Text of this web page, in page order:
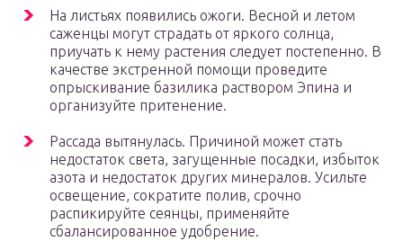
На листьях появились ожоги. Весной и летом
саженцы могут страдать от яркого солнца,
приучать к нему растения следует постепенно. В
качестве экстренной помощи проведите
опрыскивание базилика раствором Эпина и
организуйте притенение.
Рассада вытянулась. Причиной может стать
недостаток света, загущенные посадки, избыток
азота и недостаток других минералов. Усильте
освещение, сократите полив, срочно
распикируйте сеянцы, применяйте
сбалансированное удобрение.